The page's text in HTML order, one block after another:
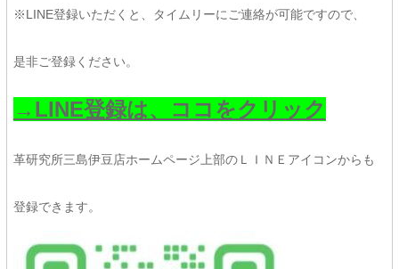
※LINE登録いただくと、タイムリーにご連絡が可能ですので、
是非ご登録ください。
→LINE登録は、ココをクリック
革研究所三島伊豆店ホームページ上部のＬＩＮＥアイコンからも
登録できます。